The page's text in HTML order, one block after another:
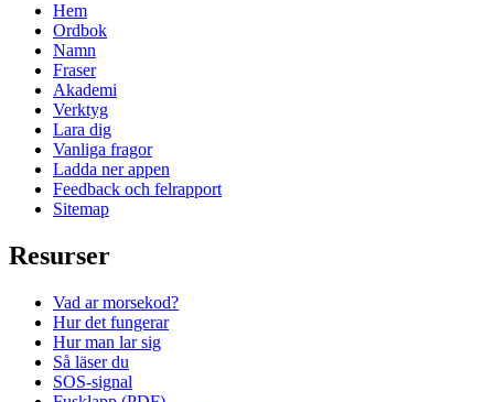
Hem
Ordbok
Namn
Fraser
Akademi
Verktyg
Lara dig
Vanliga fragor
Ladda ner appen
Feedback och felrapport
Sitemap
Resurser
Vad ar morsekod?
Hur det fungerar
Hur man lar sig
Så läser du
SOS-signal